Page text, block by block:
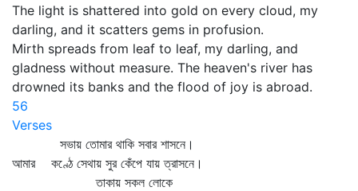
The light is shattered into gold on every cloud, my
darling, and it scatters gems in profusion.
Mirth spreads from leaf to leaf, my darling, and
gladness without measure. The heaven's river has
drowned its banks and the flood of joy is abroad.
56
Verses
সভায় তোমার থাকি সবার শাসনে।
আমার কণ্ঠে সেথায় সুর কেঁপে যায় ত্রাসনে।
তাকায় সকল লোকে